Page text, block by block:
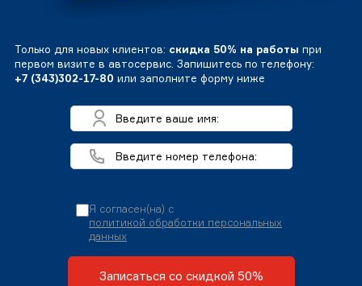
Только для новых клиентов: скидка 50% на работы при
первом визите в автосервис. Запишитесь по телефону:
+7 (343)302-17-80 или заполните форму ниже
Я согласен(на) с
политикой обработки персональных
данных
Записаться со скидкой 50%